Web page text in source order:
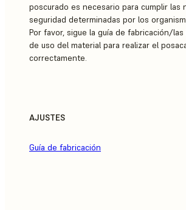
poscurado es necesario para cumplir las
seguridad determinadas por los
Por favor, sigue la guía de fabricación/
de uso del material para realizar el
correctamente.
AJUSTES
Guía de fabricación